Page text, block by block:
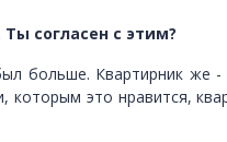
согласен с этим?
больше. Квартирник же
это нравится,